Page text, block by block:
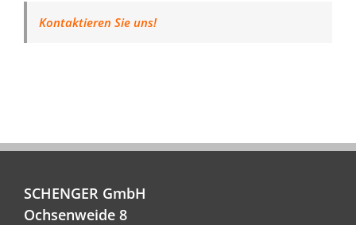
Kontaktieren Sie uns!
SCHENGER GmbH
Ochsenweide 8